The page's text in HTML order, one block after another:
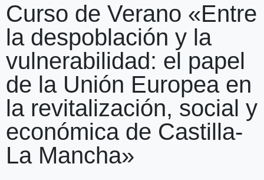
Curso de Verano «Entre
la despoblación y la
vulnerabilidad: el papel
de la Unión Europea en
la revitalización, social y
económica de Castilla-
La Mancha»